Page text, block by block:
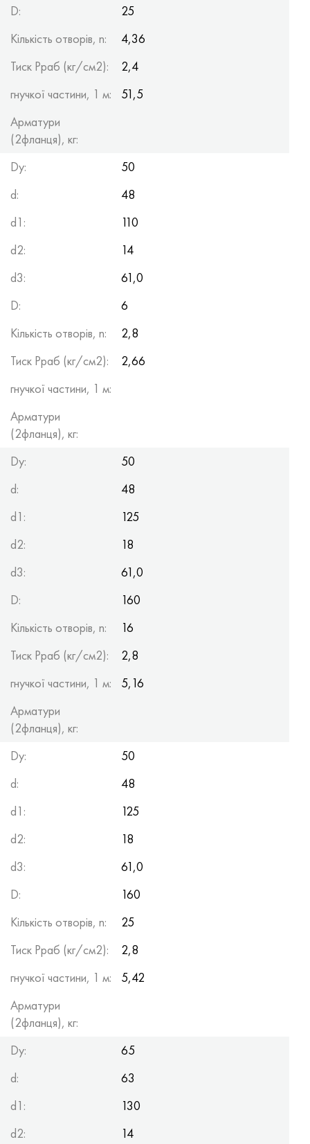
D:
25
Кількість отворів, n:
4,36
Тиск Рраб (кг/см2):
2,4
гнучкої частини, 1 м:
51,5
Арматури
(2фланця), кг:
Dy:
50
d:
48
d1:
110
d2:
14
d3:
61,0
D:
6
Кількість отворів, n:
2,8
Тиск Рраб (кг/см2):
2,66
гнучкої частини, 1 м:
Арматури
(2фланця), кг:
Dy:
50
d:
48
d1:
125
d2:
18
d3:
61,0
D:
160
Кількість отворів, n:
16
Тиск Рраб (кг/см2):
2,8
гнучкої частини, 1 м:
5,16
Арматури
(2фланця), кг:
Dy:
50
d:
48
d1:
125
d2:
18
d3:
61,0
D:
160
Кількість отворів, n:
25
Тиск Рраб (кг/см2):
2,8
гнучкої частини, 1 м:
5,42
Арматури
(2фланця), кг:
Dy:
65
d:
63
d1:
130
d2:
14